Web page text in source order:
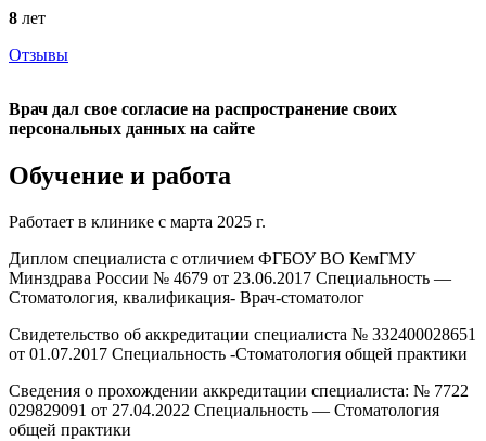
8 лет
Отзывы
Врач дал свое согласие на распространение своих
персональных данных на сайте
Обучение и работа
Работает в клинике с марта 2025 г.
Диплом специалиста с отличием ФГБОУ ВО КемГМУ
Минздрава России № 4679 от 23.06.2017 Специальность —
Стоматология, квалификация- Врач-стоматолог
Свидетельство об аккредитации специалиста № 332400028651
от 01.07.2017 Специальность -Стоматология общей практики
Сведения о прохождении аккредитации специалиста: № 7722
029829091 от 27.04.2022 Специальность — Стоматология
общей практики